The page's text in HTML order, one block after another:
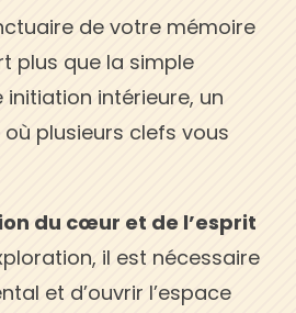
de votre mémoire
plus que la simple
initiation intérieure, un
plusieurs clefs vous
du cœur et de l’esprit
il est nécessaire
et d’ouvrir l’espace